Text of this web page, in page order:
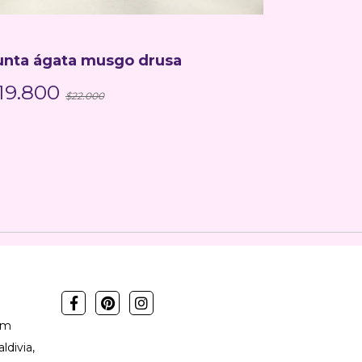
ágata musgo drusa
$22.000